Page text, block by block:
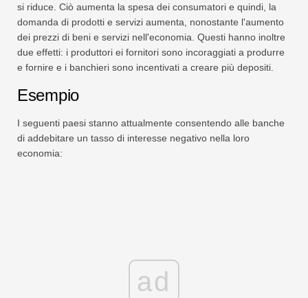
si riduce. Ciò aumenta la spesa dei consumatori e quindi, la
domanda di prodotti e servizi aumenta, nonostante l'aumento
dei prezzi di beni e servizi nell'economia. Questi hanno inoltre
due effetti: i produttori ei fornitori sono incoraggiati a produrre
e fornire e i banchieri sono incentivati ​​a creare più depositi.
Esempio
I seguenti paesi stanno attualmente consentendo alle banche
di addebitare un tasso di interesse negativo nella loro
economia:
ad